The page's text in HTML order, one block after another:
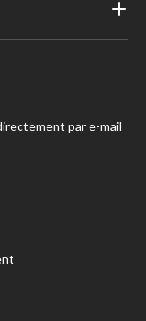
par e-mail